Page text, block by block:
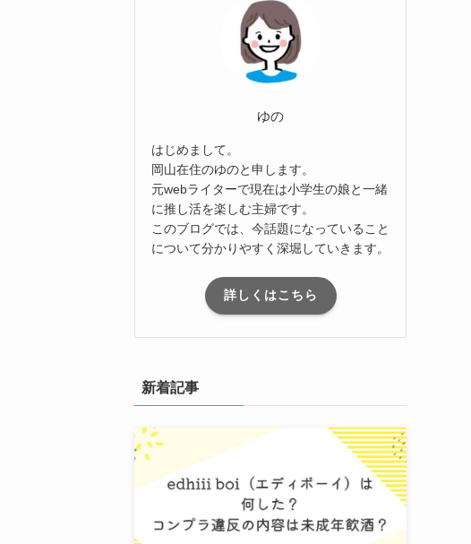
ゆの
はじめまして。
岡山在住のゆのと申します。
元webライターで現在は小学生の娘と一緒
に推し活を楽しむ主婦です。
このブログでは、今話題になっていること
について分かりやすく深堀していきます。
詳しくはこちら
新着記事